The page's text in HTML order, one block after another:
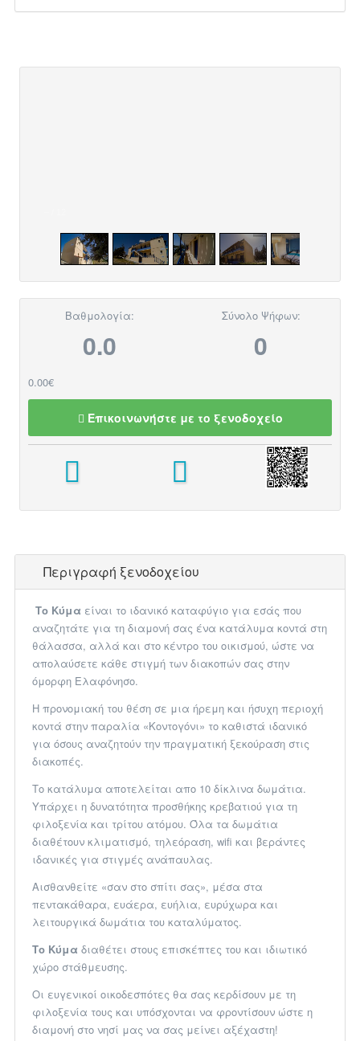
Βαθμολογία:
0.0
Σύνολο Ψήφων:
0
0.00€
Επικοινωνήστε με το ξενοδοχείο
Περιγραφή ξενοδοχείου
Το Κύμα είναι το ιδανικό καταφύγιο για εσάς που
αναζητάτε για τη διαμονή σας ένα κατάλυμα κοντά στη
θάλασσα, αλλά και στο κέντρο του οικισμού, ώστε να
απολαύσετε κάθε στιγμή των διακοπών σας στην
όμορφη Ελαφόνησο.
Η προνομιακή του θέση σε μια ήρεμη και ήσυχη περιοχή
κοντά στην παραλία «Κοντογόνι» το καθιστά ιδανικό
για όσους αναζητούν την πραγματική ξεκούραση στις
διακοπές.
Το κατάλυμα αποτελείται απο 10 δίκλινα δωμάτια.
Υπάρχει η δυνατότητα προσθήκης κρεβατιού για τη
φιλοξενία και τρίτου ατόμου. Όλα τα δωμάτια
διαθέτουν κλιματισμό, τηλεόραση, wifi και βεράντες
ιδανικές για στιγμές ανάπαυλας.
Αισθανθείτε «σαν στο σπίτι σας», μέσα στα
πεντακάθαρα, ευάερα, ευήλια, ευρύχωρα και
λειτουργικά δωμάτια του καταλύματος.
Το Κύμα διαθέτει στους επισκέπτες του και ιδιωτικό
χώρο στάθμευσης.
Οι ευγενικοί οικοδεσπότες θα σας κερδίσουν με τη
φιλοξενία τους και υπόσχονται να φροντίσουν ώστε η
διαμονή στο νησί μας να σας μείνει αξέχαστη!